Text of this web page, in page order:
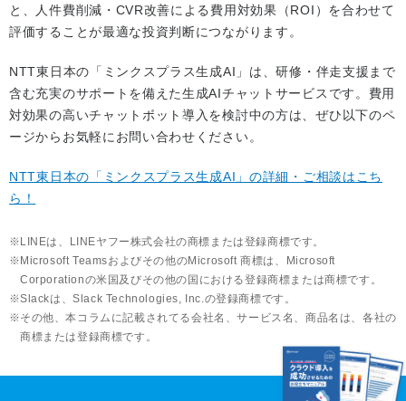
と、人件費削減・CVR改善による費用対効果（ROI）を合わせて
評価することが最適な投資判断につながります。
NTT東日本の「ミンクスプラス生成AI」は、研修・伴走支援まで
含む充実のサポートを備えた生成AIチャットサービスです。費用
対効果の高いチャットボット導入を検討中の方は、ぜひ以下のペ
ージからお気軽にお問い合わせください。
NTT東日本の「ミンクスプラス生成AI」の詳細・ご相談はこち
ら！
LINEは、LINEヤフー株式会社の商標または登録商標です。
Microsoft Teamsおよびその他のMicrosoft 商標は、Microsoft
Corporationの米国及びその他の国における登録商標または商標です。
Slackは、Slack Technologies, Inc.の登録商標です。
その他、本コラムに記載されてる会社名、サービス名、商品名は、各社の
商標または登録商標です。